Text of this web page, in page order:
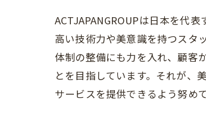
ACTJAPANGROUPは日本を代
高い技術力や美意識を持つスタ
体制の整備にも力を入れ、顧客
とを目指しています。それが、
サービスを提供できるよう努め